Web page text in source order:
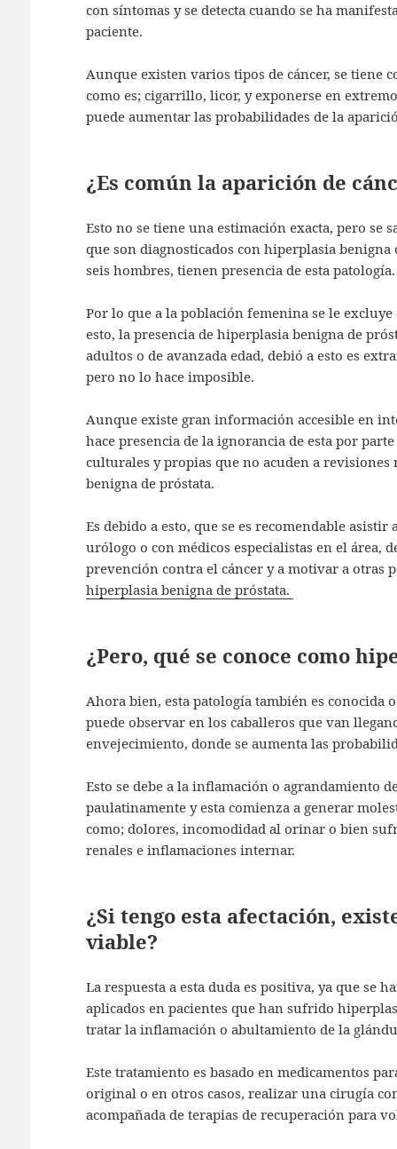
con síntomas y se detecta cuando se ha
paciente.
Aunque existen varios tipos de cáncer, se tiene
como es; cigarrillo, licor, y exponerse en
puede aumentar las probabilidades de la
¿Es común la aparición de
Esto no se tiene una estimación exacta, pero se
que son diagnosticados con hiperplasia
seis hombres, tienen presencia de esta patología.
Por lo que a la población femenina se le
esto, la presencia de hiperplasia benigna de
adultos o de avanzada edad, debió a esto es
pero no lo hace imposible.
Aunque existe gran información accesible en
hace presencia de la ignorancia de esta por
culturales y propias que no acuden a revisiones
benigna de próstata.
Es debido a esto, que se es recomendable
urólogo o con médicos especialistas en el área,
prevención contra el cáncer y a motivar a otras
hiperplasia benigna de próstata.
¿Pero, qué se conoce como
Ahora bien, esta patología también es conocida
puede observar en los caballeros que van
envejecimiento, donde se aumenta las
Esto se debe a la inflamación o agrandamiento
paulatinamente y esta comienza a generar
como; dolores, incomodidad al orinar o bien
renales e inflamaciones internar.
¿Si tengo esta afectación,
viable?
La respuesta a esta duda es positiva, ya que se
aplicados en pacientes que han sufrido
tratar la inflamación o abultamiento de la
Este tratamiento es basado en medicamentos
original o en otros casos, realizar una cirugía
acompañada de terapias de recuperación para